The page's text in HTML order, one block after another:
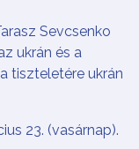
Sevcsenko
ukrán és a
tiszteletére ukrán
23. (vasárnap).